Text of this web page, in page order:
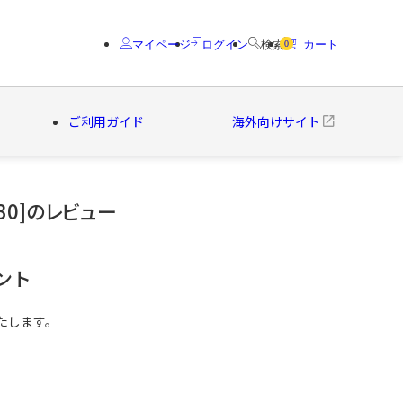
マイページ ログイン 検索 0 カート
ご利用ガイド 海外向けサイト
ー ブランド
のレビュー
ト
ます。